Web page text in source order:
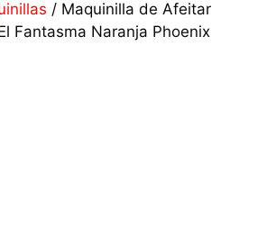
/ Maquinilla de Afeitar
Fantasma Naranja Phoenix